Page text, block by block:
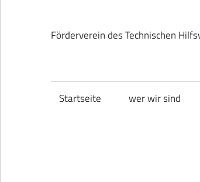
springen
Wiesbaden
Förderverein des Technischen
Startseite wer wir sind